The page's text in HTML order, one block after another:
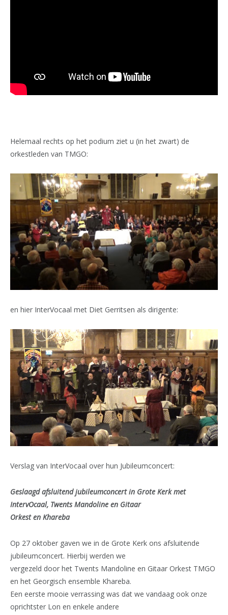
Helemaal rechts op het podium ziet u (in het zwart) de
orkestleden van TMGO:
en hier InterVocaal met Diet Gerritsen als dirigente:
Verslag van InterVocaal over hun Jubileumconcert:
Geslaagd afsluitend jubileumconcert in Grote Kerk met
IntervOcaal, Twents Mandoline en Gitaar
Orkest en Khareba
Op 27 oktober gaven we in de Grote Kerk ons afsluitende
jubileumconcert. Hierbij werden we
vergezeld door het Twents Mandoline en Gitaar Orkest TMGO
en het Georgisch ensemble Khareba.
Een eerste mooie verrassing was dat we vandaag ook onze
oprichtster Lon en enkele andere